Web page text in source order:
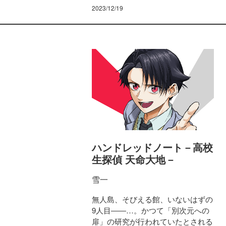
2023/12/19
ハンドレッドノート－高校
生探偵 天命大地－
雪一
無人島、そびえる館、いないはずの
9人目――…。かつて「別次元への
扉」の研究が行われていたとされる